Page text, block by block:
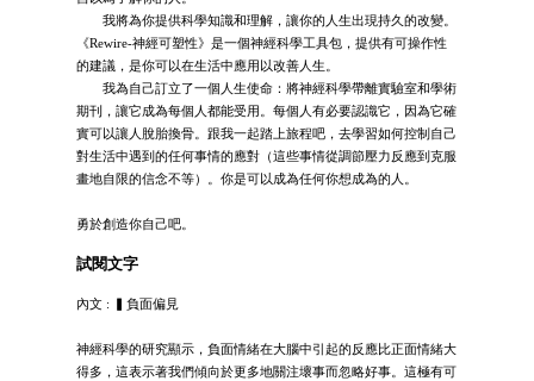
我將為你提供科學知識和理解，讓你的人生出現持久的改變。
《Rewire-神經可塑性》是一個神經科學工具包，提供有可操作性
的建議，是你可以在生活中應用以改善人生。
我為自己訂立了一個人生使命：將神經科學帶離實驗室和學術
期刊，讓它成為每個人都能受用。每個人有必要認識它，因為它確
實可以讓人脫胎換骨。跟我一起踏上旅程吧，去學習如何控制自己
對生活中遇到的任何事情的應對（這些事情從調節壓力反應到克服
畫地自限的信念不等）。你是可以成為任何你想成為的人。
勇於創造你自己吧。
試閱文字
內文 : ▍負面偏見
神經科學的研究顯示，負面情緒在大腦中引起的反應比正面情緒大
得多，這表示著我們傾向於更多地關注壞事而忽略好事。這極有可